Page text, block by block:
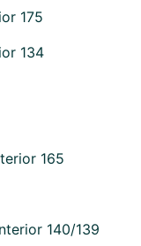
175
134
165
140/139